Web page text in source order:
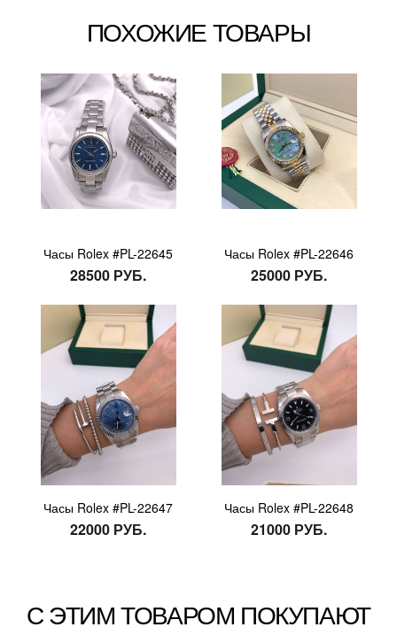
ПОХОЖИЕ ТОВАРЫ
Часы Rolex #PL-22645
28500 РУБ.
Часы Rolex #PL-22646
25000 РУБ.
Часы Rolex #PL-22647
22000 РУБ.
Часы Rolex #PL-22648
21000 РУБ.
С ЭТИМ ТОВАРОМ ПОКУПАЮТ